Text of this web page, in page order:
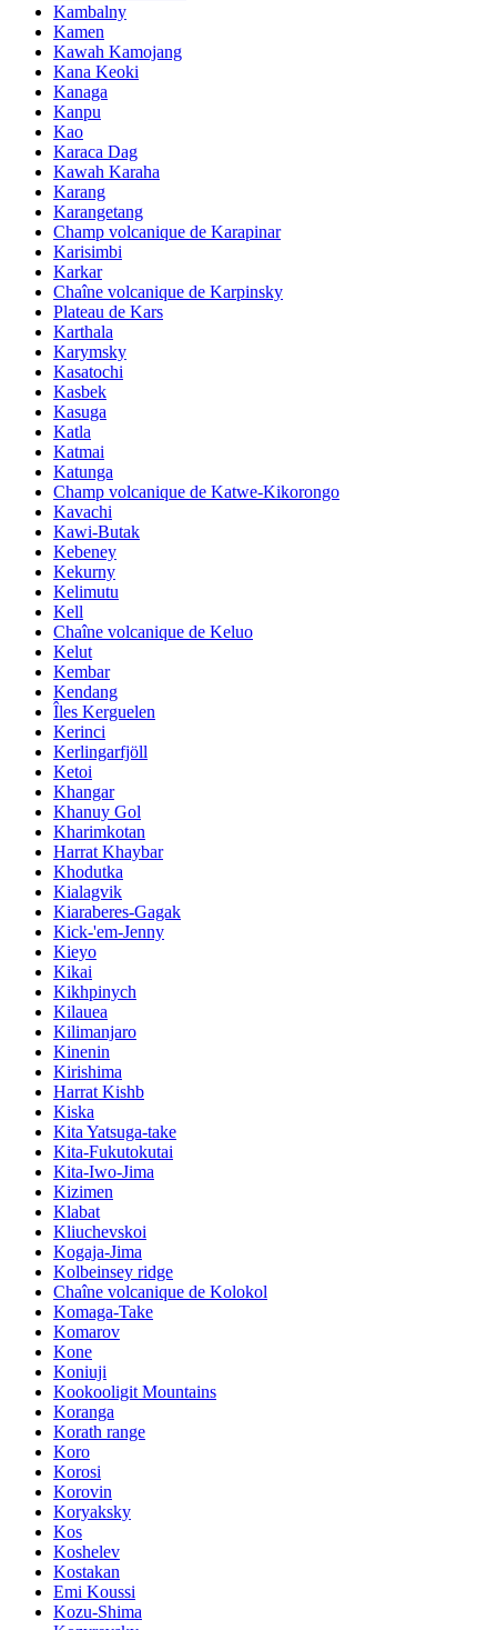
Kambalny
Kamen
Kawah Kamojang
Kana Keoki
Kanaga
Kanpu
Kao
Karaca Dag
Kawah Karaha
Karang
Karangetang
Champ volcanique de Karapinar
Karisimbi
Karkar
Chaîne volcanique de Karpinsky
Plateau de Kars
Karthala
Karymsky
Kasatochi
Kasbek
Kasuga
Katla
Katmai
Katunga
Champ volcanique de Katwe-Kikorongo
Kavachi
Kawi-Butak
Kebeney
Kekurny
Kelimutu
Kell
Chaîne volcanique de Keluo
Kelut
Kembar
Kendang
Îles Kerguelen
Kerinci
Kerlingarfjöll
Ketoi
Khangar
Khanuy Gol
Kharimkotan
Harrat Khaybar
Khodutka
Kialagvik
Kiaraberes-Gagak
Kick-'em-Jenny
Kieyo
Kikai
Kikhpinych
Kilauea
Kilimanjaro
Kinenin
Kirishima
Harrat Kishb
Kiska
Kita Yatsuga-take
Kita-Fukutokutai
Kita-Iwo-Jima
Kizimen
Klabat
Kliuchevskoi
Kogaja-Jima
Kolbeinsey ridge
Chaîne volcanique de Kolokol
Komaga-Take
Komarov
Kone
Koniuji
Kookooligit Mountains
Koranga
Korath range
Koro
Korosi
Korovin
Koryaksky
Kos
Koshelev
Kostakan
Emi Koussi
Kozu-Shima